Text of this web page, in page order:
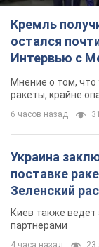
Кремль
остался
Интервью с
Мнение о том, что
ракеты, крайне
6 часов назад
Украина
поставке
Зеленский
Киев также ведет
партнерами
4 часа назад